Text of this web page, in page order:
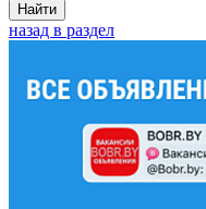
Найти
назад в раздел